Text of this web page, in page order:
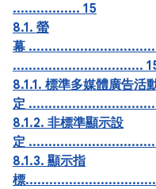
................. 15
8.1. 螢
幕
.................................
8.1.1. 標準多媒體廣告活
定
8.1.2. 非標準顯示設
定
8.1.3. 顯示指
標